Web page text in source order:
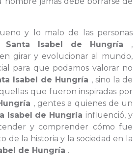
y lo malo de las personas
Santa Isabel de Hungría ,
girar y evolucionar al mundo,
para que podamos valorar no
Isabel de Hungría , sino la de
que fueron inspiradas por
, gentes a quienes de un
Isabel de Hungríainfluenció, y
y comprender cómo fue
de la historia y la sociedad en la
de Hungría .